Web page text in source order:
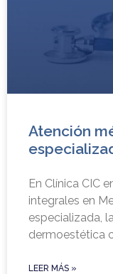
Atención
En Clínica CIC
integrales en
especializada,
dermoestética
LEER MÁS »